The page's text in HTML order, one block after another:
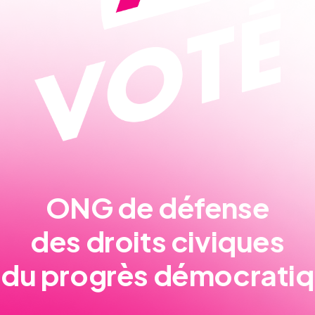
ONG de défense
des droits civiques
progrès